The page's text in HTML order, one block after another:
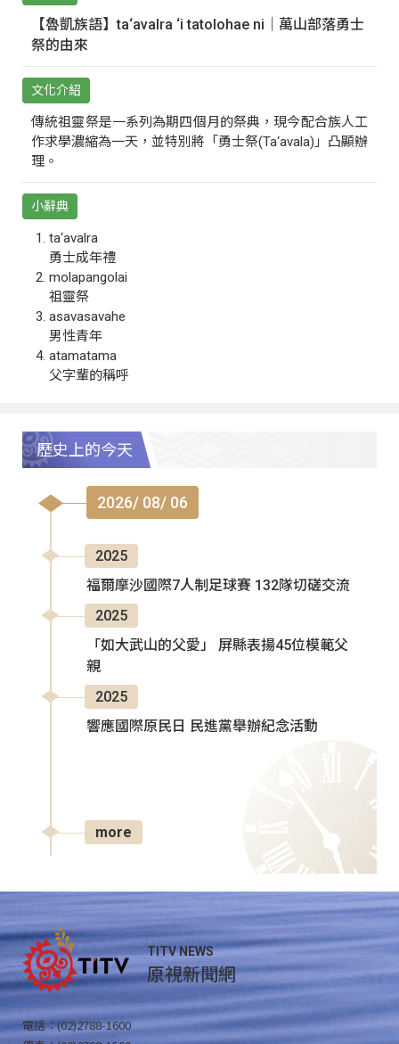
【魯凱族語】ta‘avalra ‘i tatolohae ni｜萬山部落勇士
祭的由來
文化介紹
傳統祖靈祭是一系列為期四個月的祭典，現今配合族人工
作求學濃縮為一天，並特別將「勇士祭(Ta‘avala)」凸顯辦
理。
小辭典
ta‘avalra
勇士成年禮
molapangolai
祖靈祭
asavasavahe
男性青年
atamatama
父字輩的稱呼
歷史上的今天
2026/ 08/ 06
2025
福爾摩沙國際7人制足球賽 132隊切磋交流
2025
「如大武山的父愛」 屏縣表揚45位模範父
親
2025
響應國際原民日 民進黨舉辦紀念活動
more
TITV NEWS
原視新聞網
電話：(02)2788-1600